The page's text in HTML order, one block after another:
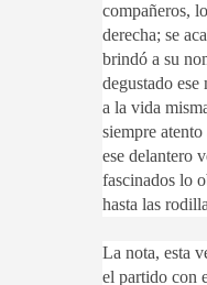
compañeros,
derecha; se
brindó a su
degustado
a la vida
siempre
ese delantero
fascinados lo
hasta las
La nota, esta
el partido con